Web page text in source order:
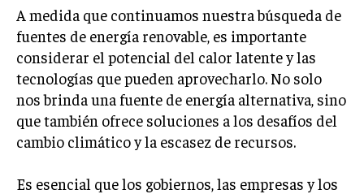
A medida que continuamos nuestra búsqueda de
fuentes de energía renovable, es importante
considerar el potencial del calor latente y las
tecnologías que pueden aprovecharlo. No solo
nos brinda una fuente de energía alternativa, sino
que también ofrece soluciones a los desafíos del
cambio climático y la escasez de recursos.
Es esencial que los gobiernos, las empresas y los